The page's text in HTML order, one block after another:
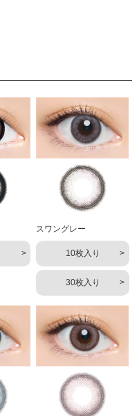
スワングレー
10枚入り
30枚入り